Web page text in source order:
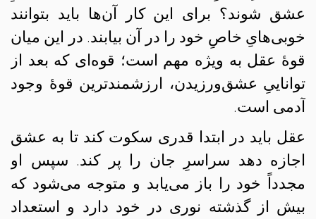
عشق شوند؟ برای این‌ کار آن‌ها باید بتوانند
خوبی‌هایِ خاصِ خود را در آن بیابند. در این میان
قوهٔ عقل به ویژه مهم است؛ قوه‌ای که بعد از
تواناییِ عشق‌ورزیدن، ارزشمندترین قوهٔ وجود
آدمی است.
عقل باید در ابتدا قدری سکوت کند تا به عشق
اجازه دهد سراسرِ جان را پر کند. سپس او
مجدداً خود را باز می‌یابد و متوجه می‌شود که
بیش از گذشته نوری در خود دارد و استعداد